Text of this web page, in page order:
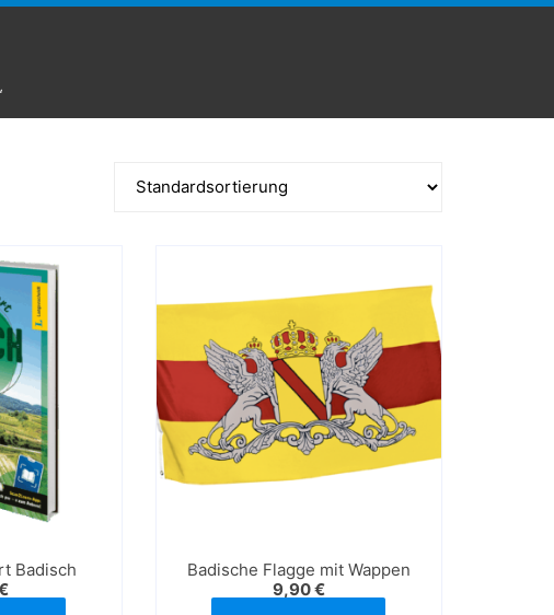
Badisch
Badische Flagge mit Wappen
9,90€